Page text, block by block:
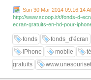
Sun 30 Mar 2014 09:16:14
http://www.scoop.it/t/fonds-d-
ecran-gratuits-en-hd-pour-
fonds fonds_d'écran
iPhone
mobile
gratuits